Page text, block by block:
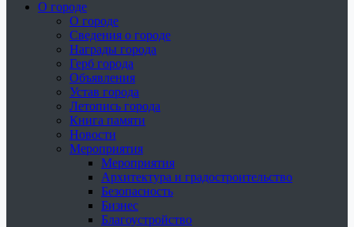
О городе
О городе
Сведения о городе
Награды города
Герб города
Объявления
Устав города
Летопись города
Книга памяти
Новости
Мероприятия
Мероприятия
Архитектура и градостроительство
Безопасность
Бизнес
Благоустройство